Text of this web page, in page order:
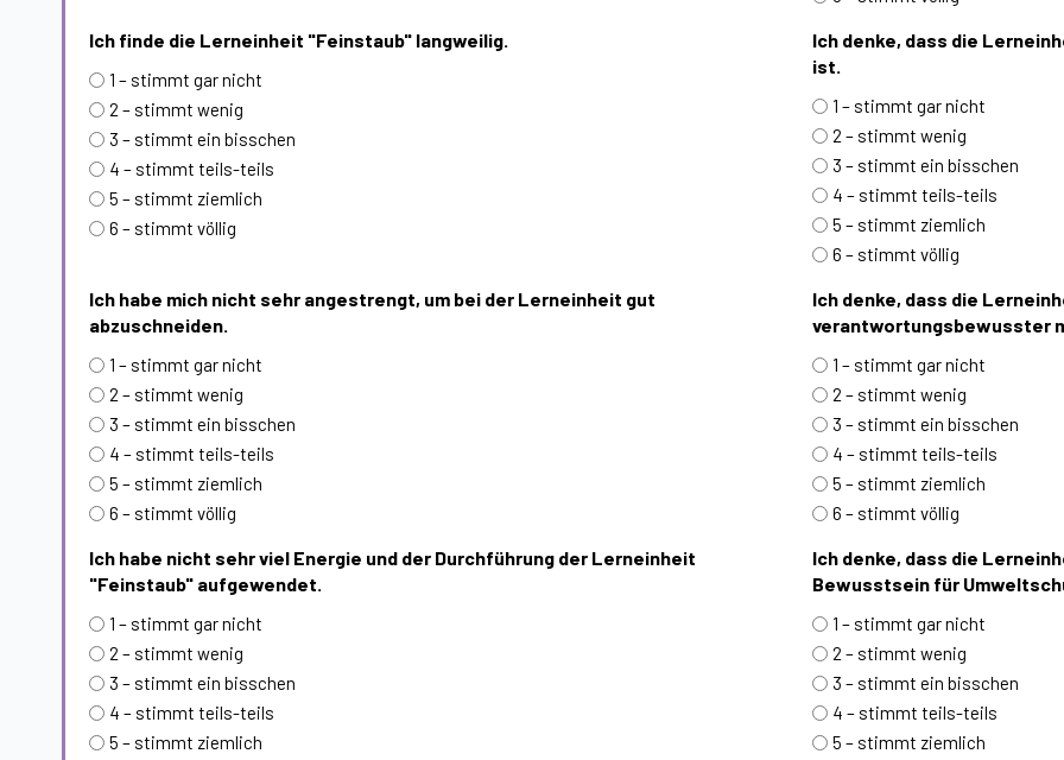
Ich finde die Lerneinheit "Feinstaub" langweilig.
1 – stimmt gar nicht
2 – stimmt wenig
3 – stimmt ein bisschen
4 – stimmt teils-teils
5 – stimmt ziemlich
6 – stimmt völlig
Ich denke, dass die
ist.
1 – stimmt gar nicht
2 – stimmt wenig
3 – stimmt ein bisschen
4 – stimmt teils-teils
5 – stimmt ziemlich
6 – stimmt völlig
Ich habe mich nicht sehr angestrengt, um bei der Lerneinheit gut
abzuschneiden.
1 – stimmt gar nicht
2 – stimmt wenig
3 – stimmt ein bisschen
4 – stimmt teils-teils
5 – stimmt ziemlich
6 – stimmt völlig
Ich denke, dass die
verantwortungsbewusster
1 – stimmt gar nicht
2 – stimmt wenig
3 – stimmt ein bisschen
4 – stimmt teils-teils
5 – stimmt ziemlich
6 – stimmt völlig
Ich habe nicht sehr viel Energie und der Durchführung der Lerneinheit
"Feinstaub" aufgewendet.
1 – stimmt gar nicht
2 – stimmt wenig
3 – stimmt ein bisschen
4 – stimmt teils-teils
5 – stimmt ziemlich
Ich denke, dass die
Bewusstsein für
1 – stimmt gar nicht
2 – stimmt wenig
3 – stimmt ein bisschen
4 – stimmt teils-teils
5 – stimmt ziemlich